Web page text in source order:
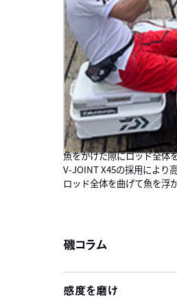
魚をかけた隙にロッド全体
V-JOINT X45の採用により
ロッド全体を曲げて魚を浮
磯コラム
感度を磨け